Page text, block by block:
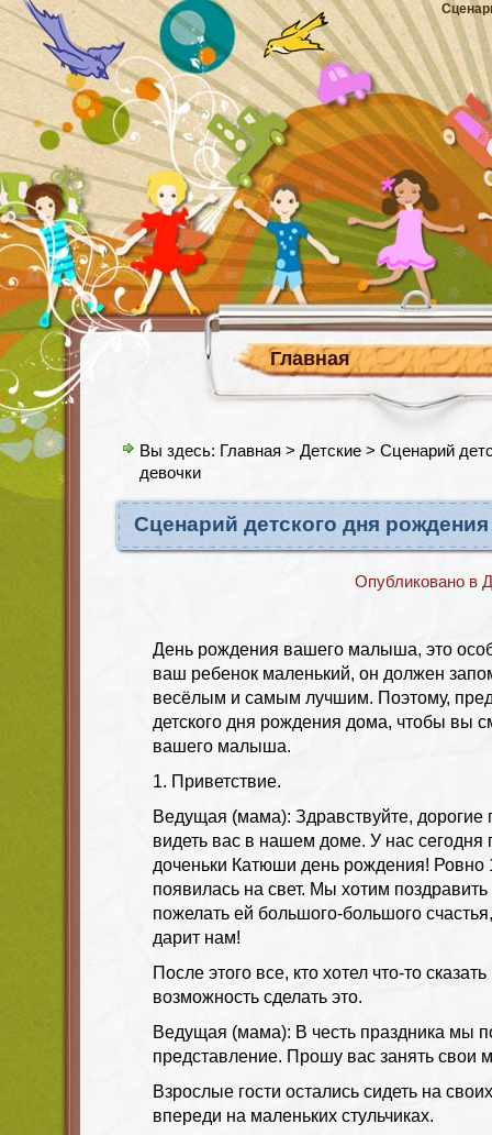
Главная
Вы здесь: Главная > Детские > Сценарий
девочки
Сценарий детского дня
Опубликовано в
День рождения вашего малыша, это
ваш ребенок маленький, он должен
весёлым и самым лучшим. Поэтому,
детского дня рождения дома, чтобы вы
вашего малыша.
1. Приветствие.
Ведущая (мама): Здравствуйте, дорогие
видеть вас в нашем доме. У нас
доченьки Катюши день рождения! Ровно
появилась на свет. Мы хотим
пожелать ей большого-большого
дарит нам!
После этого все, кто хотел что-то
возможность сделать это.
Ведущая (мама): В честь праздника мы
представление. Прошу вас занять свои
Взрослые гости остались сидеть на
впереди на маленьких стульчиках.